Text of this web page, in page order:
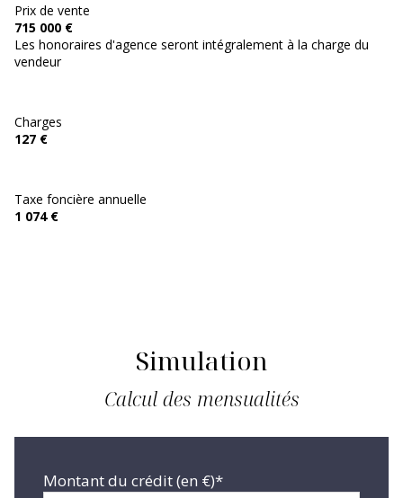
Prix de vente
715 000 €
Les honoraires d'agence seront intégralement à la charge du
vendeur
Charges
127 €
Taxe foncière annuelle
1 074 €
Simulation
Calcul des mensualités
Montant du crédit (en €)*